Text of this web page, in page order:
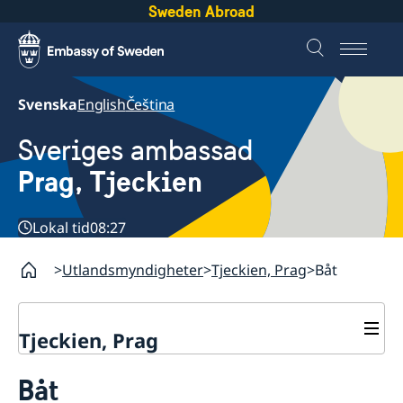
Sweden Abroad
SvenskaEnglishČeština
Sveriges ambassad
Prag, Tjeckien
Lokal tid08:27
Utlandsmyndigheter Tjeckien, Prag Båt
Tjeckien, Prag
Om oss
Båt